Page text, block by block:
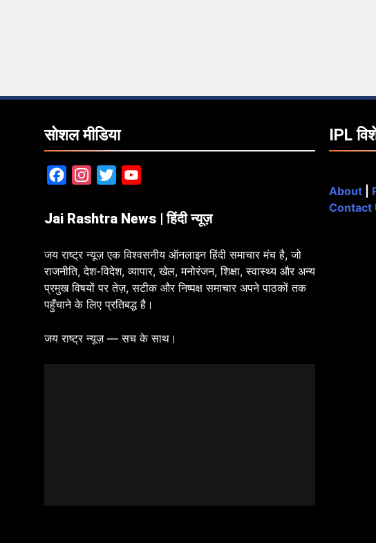
सोशल मीडिया
FacebookInstagram
Twitter
Jai Rashtra News | हिंदी न्यूज़
जय राष्ट्र न्यूज़ एक विश्वसनीय ऑनलाइन हिंदी समाचार मंच है, जो
राजनीति, देश-विदेश, व्यापार, खेल, मनोरंजन, शिक्षा, स्वास्थ्य और अन्य
प्रमुख विषयों पर तेज़, सटीक और निष्पक्ष समाचार अपने पाठकों तक
पहुँचाने के लिए प्रतिबद्ध है।
जय राष्ट्र न्यूज़ — सच के साथ।
IPL
About
Contact